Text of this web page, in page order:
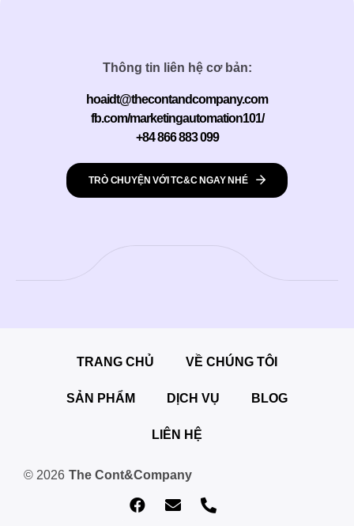
Thông tin liên hệ cơ bản:
hoaidt@thecontandcompany.com
fb.com/marketingautomation101/
+84 866 883 099
TRÒ CHUYỆN VỚI TC&C NGAY NHÉ
TRANG CHỦ VỀ CHÚNG TÔI
SẢN PHẨM DỊCH VỤ BLOG
LIÊN HỆ
© 2026 The Cont&Company